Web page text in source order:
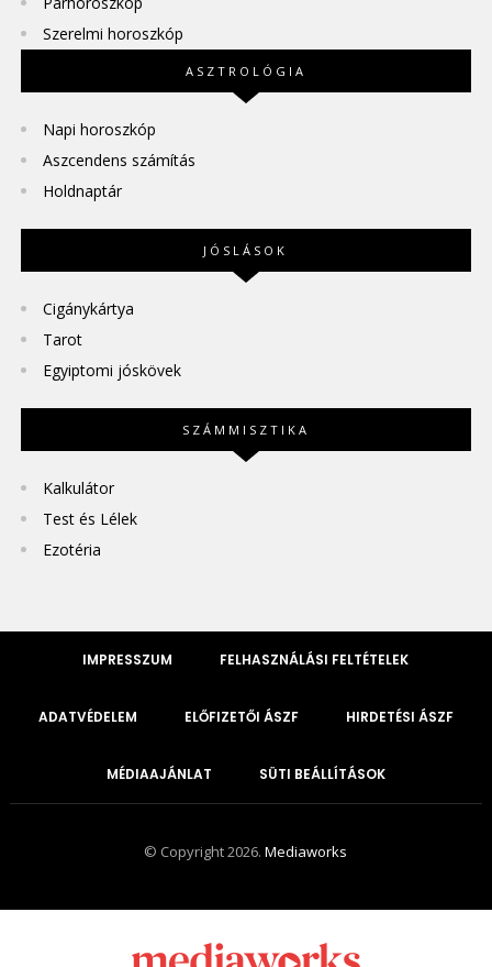
Szerelmi horoszkóp
ASZTROLÓGIA
Napi horoszkóp
Aszcendens számítás
Holdnaptár
JÓSLÁSOK
Cigánykártya
Tarot
Egyiptomi jóskövek
SZÁMMISZTIKA
Kalkulátor
Test és Lélek
Ezotéria
IMPRESSZUM FELHASZNÁLÁSI FELTÉTELEK
ADATVÉDELEM ELŐFIZETŐI ÁSZF HIRDETÉSI ÁSZF
MÉDIAAJÁNLAT SÜTI BEÁLLÍTÁSOK
© Copyright 2026.Mediaworks